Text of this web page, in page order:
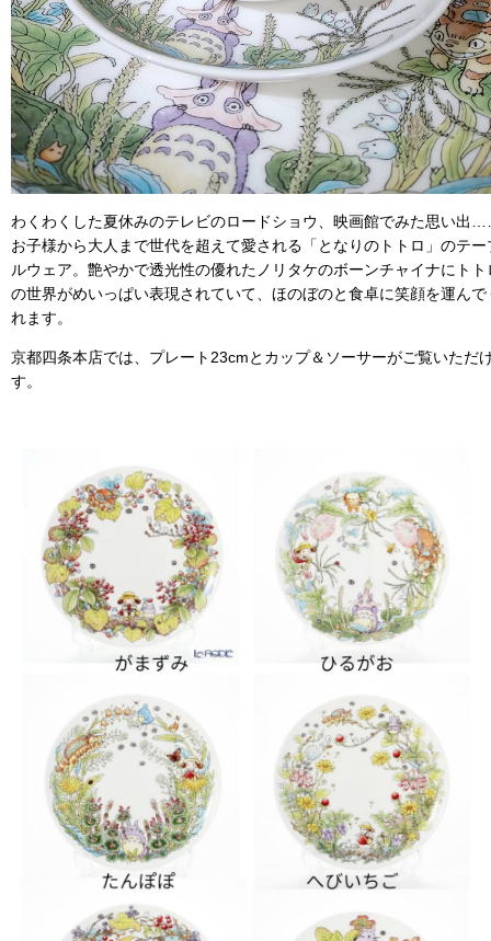
わくわくした夏休みのテレビのロードショウ、映画館でみた思い出
お子様から大人まで世代を超えて愛される「となりのトトロ」のテー
ルウェア。艶やかで透光性の優れたノリタケのボーンチャイナにトト
の世界がめいっぱい表現されていて、ほのぼのと食卓に笑顔を運んで
れます。
京都四条本店では、プレート23cmとカップ＆ソーサーがご覧いただ
す。